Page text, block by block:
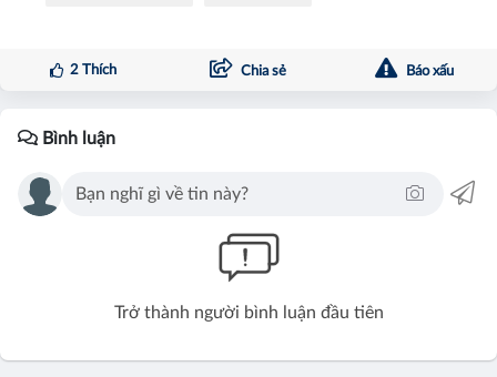
2Thích Chia sẻ Báo xấu
Bình luận
Trở thành người bình luận đầu tiên